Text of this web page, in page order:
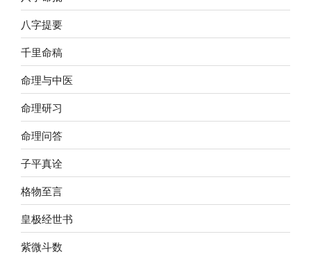
八字提要
千里命稿
命理与中医
命理研习
命理问答
子平真诠
格物至言
皇极经世书
紫微斗数